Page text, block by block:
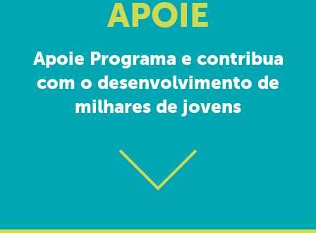
APOIE
Apoie Programa e contribua
com o desenvolvimento de
milhares de jovens